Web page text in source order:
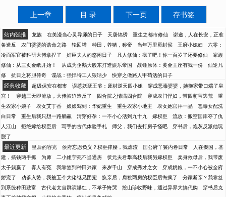
上一章 目 录 下一页 存书签
站内强推 龙族 在美漫当心灵导师的日子 天唐锦绣 重生之都市修仙
谢邀，人在长安，正准
备造反
农门婆婆的诰命之路 轮回塔 种田，养猪，称帝 当年万里觅封侯 王府小媳妇
六零：
冷面军官被科研大佬拿捏了
奸臣夫人的悠闲日子 凡人修仙：疯了吧！你一百岁了还要修仙
家族
修仙：从三页金纸开始！
从成为企鹅大股东打造娱乐帝国 战锤原体：黄金王座有我一份
仙途凡
修
抗日之将胆传奇 谍战：强悍特工人狠话少 快穿之做路人甲苟活的日子
经典收藏 超级保安在都市 误惹妖孽王爷：废材逆天四小姐
穿成恶毒婆婆，她拖家带口端了皇
宫！
穿越三天即流放，大佬被迫造反了 四合院之情满四合院 穿成农门悍妇，带四萌宝逃荒
重
生农家小娘子
农女艾丁香 娘娘驾到：华妃重生 重生农家小地主 农女她官拜一品
恶毒女配洗
白日常
重生后我只想一路躺赢 清穿好孕：一不小心活到九十九 嫁权臣
流放：搬空国库夺了仇
人江山
拒绝嫁给权臣后 写手的古代体验手札 师父，我们去打房子怪吧
穿书后，炮灰反派他玩
脱了
最近更新 皇后的容光 侯府忘恩负义？权臣撑腰，我虐渣 国公府丫鬟内卷日常
人在秦国，基
建，搞钱两手抓
为师 二小姐宁死不当通房 状元夫君攀高枝后我另嫁权臣
卖身救母后，我带废
太子躺赢了
寡人有冤 我靠签到种田兴家 来岁千山 穿成秀才之女
穿成奶娘，一不小心被全府
娇宠了
劝爹入赘，我被五个大佬继兄团宠 换亲后，肩祧两房的权臣后悔疯了
分家断亲？我靠签
到系统种田致富
古代老太当群演爆红，不孝子悔哭 挖山珍收野味，通过异界大搞代购
穿书后克